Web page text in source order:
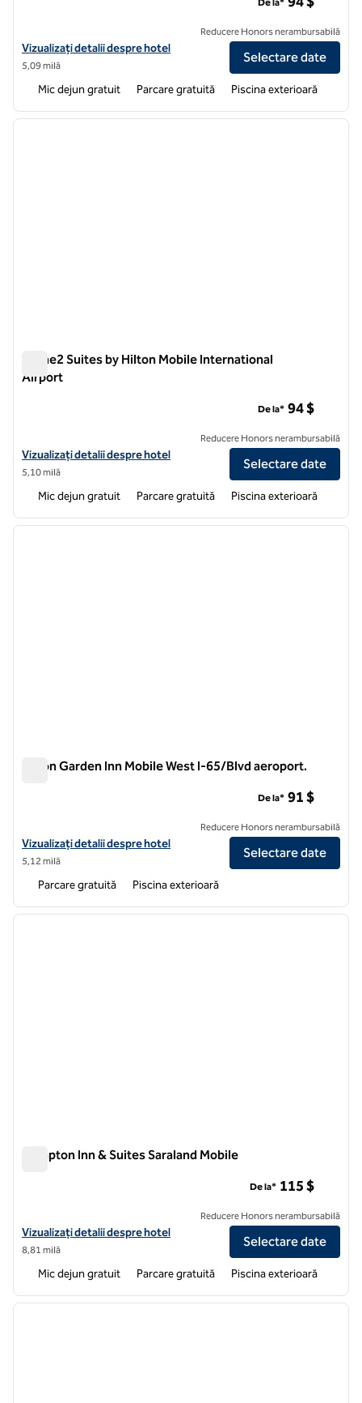
Vizualizați detaliile hotelului pentru Hampton Inn & Suites Mobile I-
Vizualizați detalii despre hotel
5,09 milă
De la*
Reducere Honors nerambursabilă
Selectare date
Mic dejun gratuit Parcare gratuită Piscina exterioară
1 din 12
Home2 Suites by Hilton Mobile International
Airport
Vizualizați detaliile hotelului pentru Home2 Suites by Hilton Mobile
Vizualizați detalii despre hotel
5,10 milă
De la* 94 $
Reducere Honors nerambursabilă
Selectare date
Mic dejun gratuit Parcare gratuită Piscina exterioară
1 din 12
Hilton Garden Inn Mobile West I-65/Blvd aeroport.
Vizualizați detaliile hotelului Hilton Garden Inn Mobile West I-65/
Vizualizați detalii despre hotel
5,12 milă
De la* 91 $
Reducere Honors nerambursabilă
Selectare date
Parcare gratuită Piscina exterioară
1 din 12
Hampton Inn & Suites Saraland Mobile
Vizualizați detaliile hotelului pentru Hampton Inn & Suites Saraland
Vizualizați detalii despre hotel
8,81 milă
De la* 115 $
Reducere Honors nerambursabilă
Selectare date
Mic dejun gratuit Parcare gratuită Piscina exterioară
1 din 12